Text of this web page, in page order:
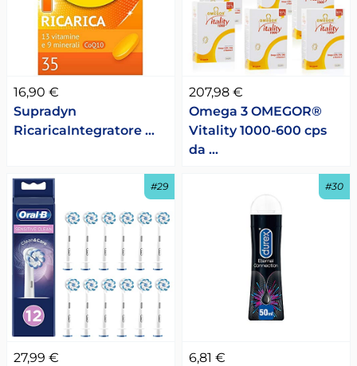
16,90 €
Supradyn
RicaricaIntegratore …
207,98 €
Omega 3 OMEGOR®
Vitality 1000-600 cps
da …
#29
27,99 €
#30
6,81 €